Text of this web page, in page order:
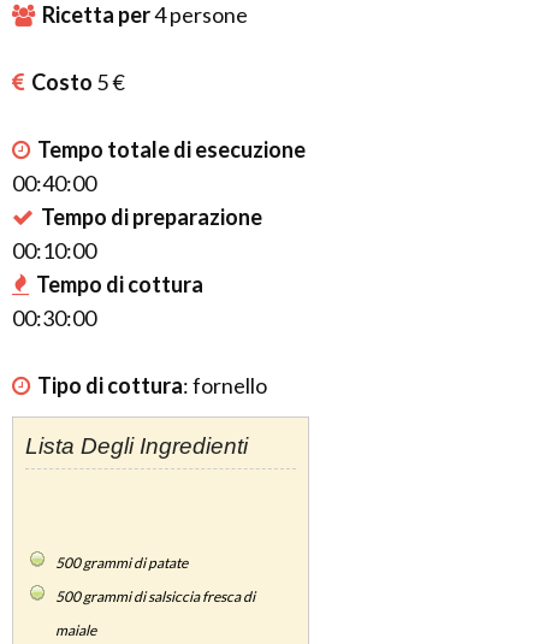
Ricetta per4persone
Costo 5 €
Tempo totale di esecuzione
00:40:00
Tempo di preparazione
00:10:00
Tempo di cottura
00:30:00
Tipo di cottura:fornello
Lista Degli Ingredienti
500grammi di patate
500grammi di salsiccia fresca di
maiale